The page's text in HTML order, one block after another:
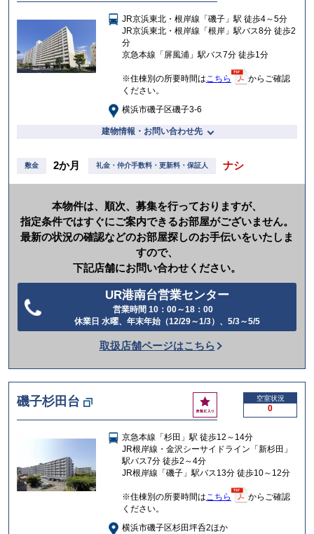
入
り
JR京浜東北・根岸線「磯子」駅 徒歩4～5分
JR京浜東北・根岸線「根岸」駅バス8分 徒歩2
分
京急本線「屏風浦」駅バス7分 徒歩1分
※住棟別の所要時間はこちら
からご確認
ください。
横浜市磯子区磯子3-6
建物情報・お問い合わせ先
敷金 2か月 礼金・仲介手数料・更新料・保証人 ナシ
本物件は、順次、募集を行っておりますが、
指定条件ではすぐにご案内できるお部屋がございません。
最新の状況の確認などのお部屋探しのお手伝いをいたしま
すので、
下記店舗にお問い合わせください。
UR港南台営業センター
営業時間 10：00～18：00
休業日 水曜、年末年始（12/29～1/3）、5/3～5/5
話
か
け
る
取扱店舗ページはこちら
磯子杉田台
お
気
入
り
空室状況
0
京急本線「杉田」駅 徒歩12～14分
JR根岸線・金沢シーサイドライン「新杉田」
駅バス7分 徒歩2～4分
JR根岸線「磯子」駅バス13分 徒歩10～12分
※住棟別の所要時間はこちら
からご確認
ください。
横浜市磯子区杉田坪呑2ほか